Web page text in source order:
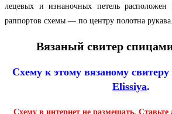
лецевых и изнаночных петель
раппортов схемы — по центру полотна рукава.
Вязаный свитер
Схему к этому вязаному свитеру
Elissiya.
Схему в интернет не размещать.